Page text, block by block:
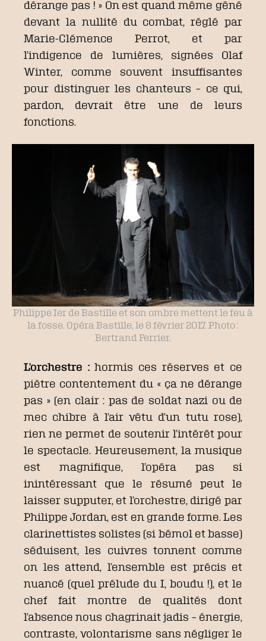
dérange pas ! » On est quand même gêné
devant la nullité du combat, réglé par
Marie-Clémence Perrot, et par
l’indigence de lumières, signées Olaf
Winter, comme souvent insuffisantes
pour distinguer les chanteurs – ce qui,
pardon, devrait être une de leurs
fonctions.
Philippe Ier de Bastille et son ombre mettent le feu à
la fosse. Opéra Bastille, le 8 février 2017. Photo :
Bertrand Ferrier.
L’orchestre :hormis ces réserves et ce
piètre contentement du « ça ne dérange
pas » (en clair : pas de soldat nazi ou de
mec chibre à l’air vêtu d’un tutu rose),
rien ne permet de soutenir l’intérêt pour
le spectacle. Heureusement, la musique
est magnifique, l’opéra pas si
inintéressant que le résumé peut le
laisser supputer, et l’orchestre, dirigé par
Philippe Jordan, est en grande forme. Les
clarinettistes solistes (si bémol et basse)
séduisent, les cuivres tonnent comme
on les attend, l’ensemble est précis et
nuancé (quel prélude du I, boudu !), et le
chef fait montre de qualités dont
l’absence nous chagrinait jadis – énergie,
contraste, volontarisme sans négliger le